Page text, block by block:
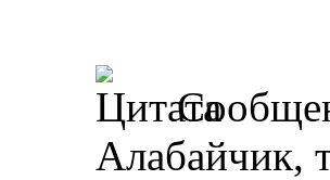
Алабайчик,